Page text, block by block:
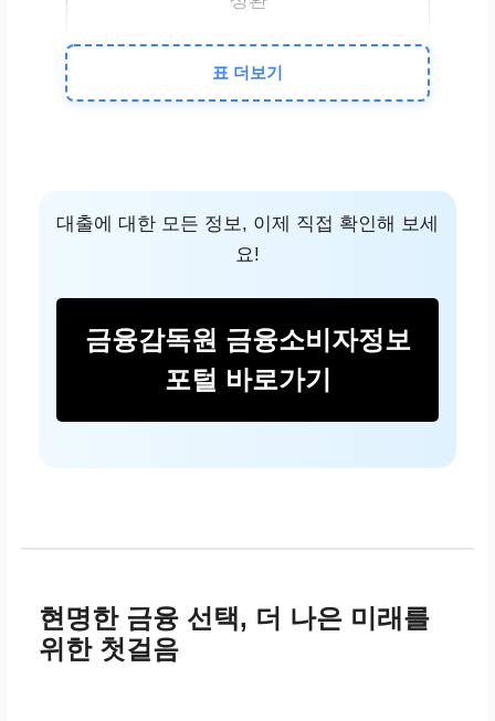
월 상환 부담이 적고
자금 운용이 자유로
만기 시 목돈이 필요
하고, 총 이자액이 많
음
원리금균등분할상환
표 더보기
대출에 대한 모든 정보, 이제 직접 확인해 보세
요!
금융감독원 금융소비자정보
포털 바로가기
현명한 금융 선택, 더 나은 미래를
위한 첫걸음